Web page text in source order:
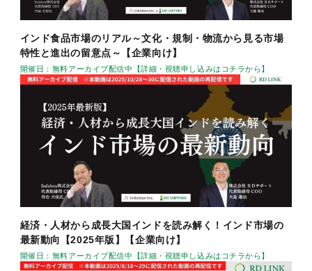
インド食品市場のリアル～文化・規制・物流から見る市場
特性と進出の留意点～【企業向け】
開催日：無料アーカイブ配信中【詳細・視聴申し込みはコチラから】
経済・人材から成長大国インドを読み解く！インド市場の
最新動向【2025年版】【企業向け】
開催日：無料アーカイブ配信中【詳細・視聴申し込みはコチラから】